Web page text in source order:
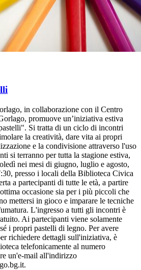
in collaborazione con il Centro
promuove un’iniziativa estiva
Si tratta di un ciclo di incontri
la creatività, dare vita ai propri
e la condivisione attraverso l'uso
si terranno per tutta la stagione estiva,
nei mesi di giugno, luglio e agosto,
presso i locali della Biblioteca Civica
a partecipanti di tutte le età, a partire
occasione sia per i più piccoli che
mettersi in gioco e imparare le tecniche
L'ingresso a tutti gli incontri è
Ai partecipanti viene solamente
i propri pastelli di legno. Per avere
richiedere dettagli sull'iniziativa, è
telefonicamente al numero
un'e-mail all'indirizzo